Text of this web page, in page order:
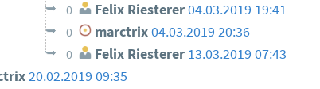
0 Felix Riesterer04.03.2019 19:41
0 marctrix04.03.2019 20:36
0 Felix Riesterer 13.03.2019 07:43
20.02.2019 09:35